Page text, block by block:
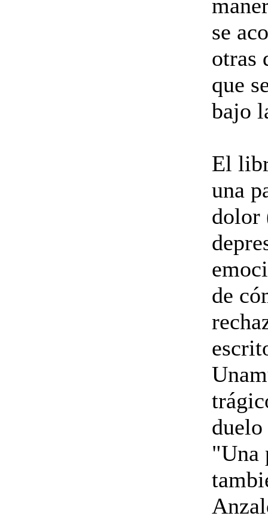
se
otras
que
bajo
El
una
dolor
de
"Una